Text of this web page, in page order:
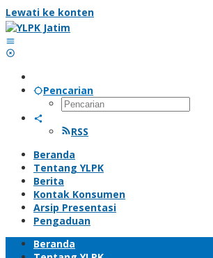
Lewati ke konten
Pencarian
RSS
Beranda
Tentang YLPK
Berita
Kontak Konsumen
Arsip Presentasi
Pengaduan
Beranda